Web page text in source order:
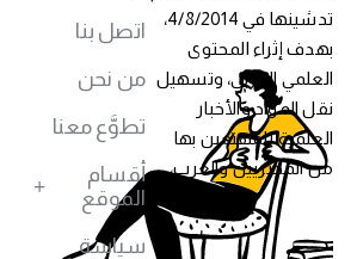
تدشينها في 4/8/2014،
بهدف إثراء المحتوى
العلمي العربي، وتسهيل
نقل المواد والأخبار
العلمية للمهتمين بها
من المصريين والعرب،
اتصل بنا
من نحن
تطوَّع معنا
أقسام
الموقع
سياسة